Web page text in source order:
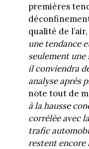
premières
qualité de l’air,
une tendance
seulement une
il conviendra
analyse après
note tout de
à la hausse
corrélée avec
trafic
restent encore